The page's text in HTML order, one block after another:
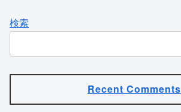
検索
Recent Comments